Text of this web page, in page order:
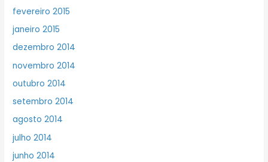
fevereiro 2015
janeiro 2015
dezembro 2014
novembro 2014
outubro 2014
setembro 2014
agosto 2014
julho 2014
junho 2014